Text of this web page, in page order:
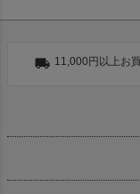
11,000円以上お